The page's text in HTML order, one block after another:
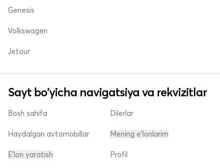
Genesis
Volkswagen
Jetour
Sayt bo'yicha navigatsiya va rekvizitlar
Bosh sahifa
Haydalgan avtomobillar
E'lon yaratish
Dilerlar
Mening e'lonlarim
Profil